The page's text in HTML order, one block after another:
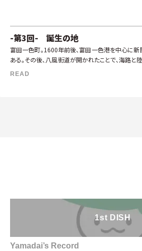
-第3回- 誕生の地
富田一色町。1600年前後、富田一色港を中心に
ある。その後、八風街道が開かれたことで、海路と
漁師町として栄えた。現在は、すっかり様相が変わ
READ
1st DISH
Yamadai’s Record